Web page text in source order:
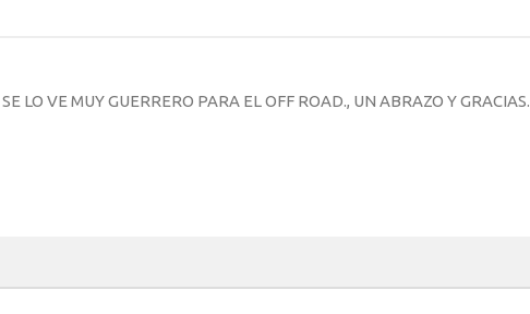
LO VE MUY GUERRERO PARA EL OFF ROAD., UN ABRAZO Y GRACIAS.